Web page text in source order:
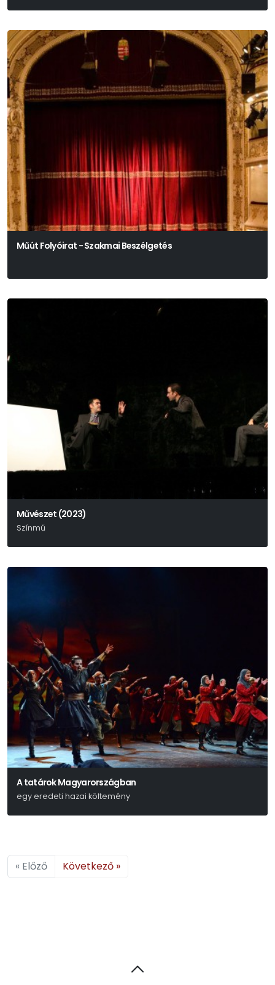
Műút Folyóirat - Szakmai Beszélgetés
Művészet (2023)
Színmű
A tatárok Magyarországban
egy eredeti hazai költemény
« Előző Következő »